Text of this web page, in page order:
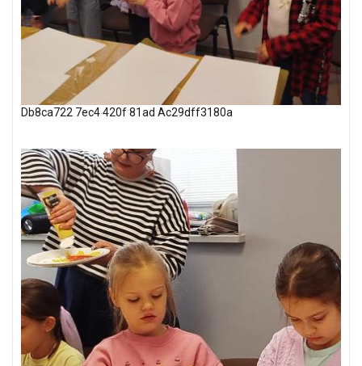
Db8ca722 7ec4 420f 81ad Ac29dff3180a